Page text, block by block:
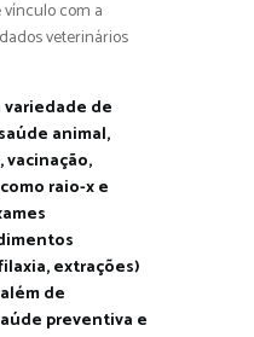
com a
veterinários
variedade de
animal,
raio-x e
extrações)
de
preventiva e